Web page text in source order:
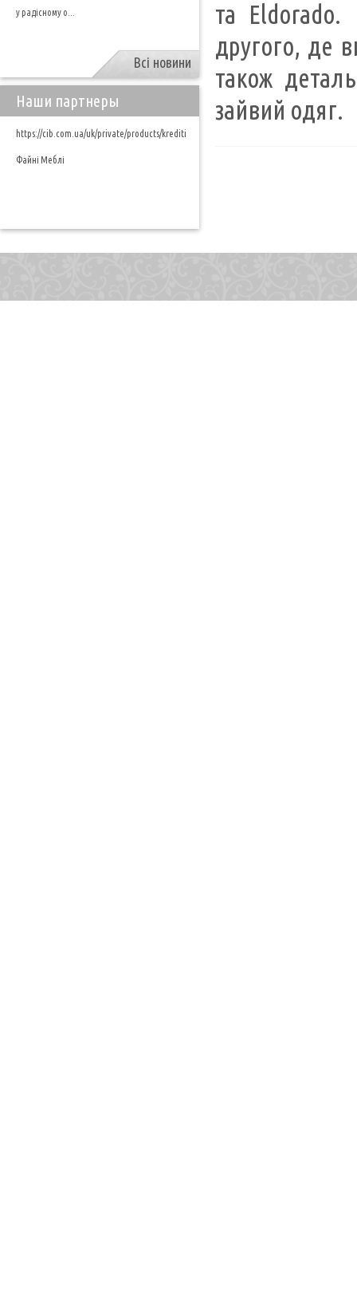
та Eldorado.
другого, де
також
зайвий одяг.
у радісному о...
Всі новини
Наши партнеры
https://cib.com.ua/uk/private/products/krediti
Файні Меблі